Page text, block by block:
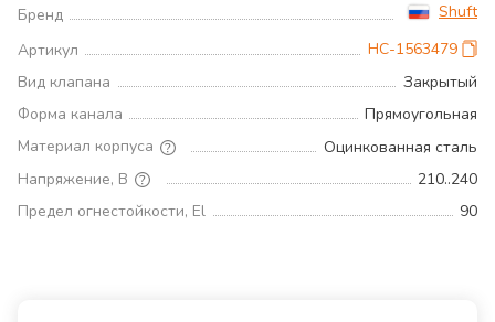
Бренд
Shuft
Артикул
НС-1563479
Вид клапана
Закрытый
Форма канала
Прямоугольная
Материал корпуса
Оцинкованная сталь
Напряжение, В
210..240
Предел огнестойкости, El
90